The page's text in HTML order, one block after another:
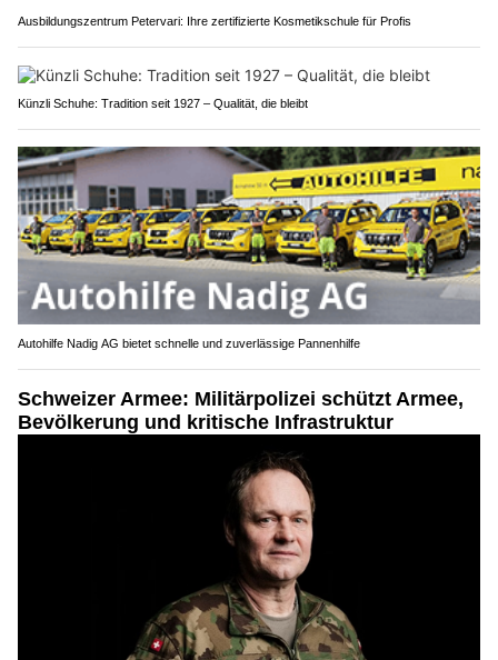
Ausbildungszentrum Petervari: Ihre zertifizierte Kosmetikschule für Profis
Künzli Schuhe: Tradition seit 1927 – Qualität, die bleibt
Autohilfe Nadig AG bietet schnelle und zuverlässige Pannenhilfe
Schweizer Armee: Militärpolizei schützt Armee,
Bevölkerung und kritische Infrastruktur